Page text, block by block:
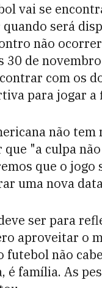
vai se
será
não
de
com os
para jogar a
não
"a culpa
que o jogo
uma nova
ser para
aproveitar o
futebol não
é família. As